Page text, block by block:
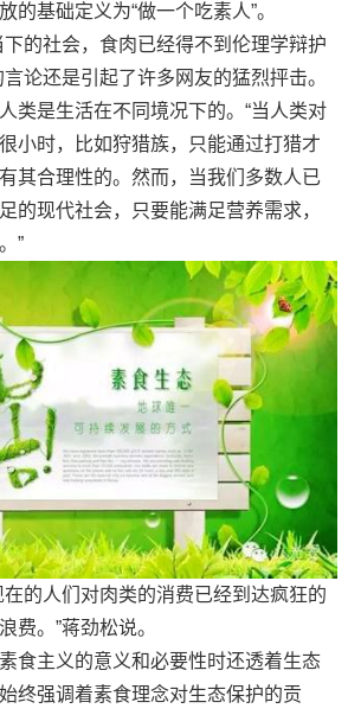
的基础定义为“做一个吃素人”。
的社会，食肉已经得不到伦理学辩护
论还是引起了许多网友的猛烈抨击。
是生活在不同境况下的。“当人类对
小时，比如狩猎族，只能通过打猎才
其合理性的。然而，当我们多数人已
的现代社会，只要能满足营养需求，
”
的人们对肉类的消费已经到达疯狂的
费。”蒋劲松说。
主义的意义和必要性时还透着生态
终强调着素食理念对生态保护的贡